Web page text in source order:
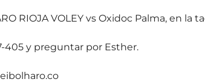
RIOJA VOLEY vs Oxidoc Palma, en la
405 y preguntar por Esther.